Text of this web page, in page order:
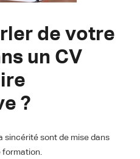
de votre
un CV
?
sincérité sont de mise dans
formation.